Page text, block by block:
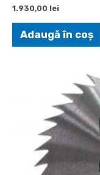
1.930,00 lei
Adaugă în coș